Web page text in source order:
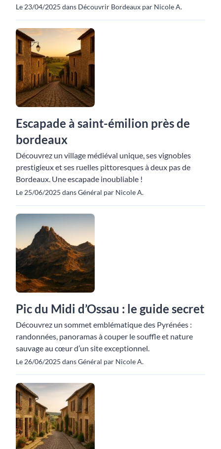
Le 23/04/2025 dans Découvrir Bordeaux par Nicole A.
Escapade à saint-émilion près de
bordeaux
Découvrez un village médiéval unique, ses vignobles
prestigieux et ses ruelles pittoresques à deux pas de
Bordeaux. Une escapade inoubliable !
Le 25/06/2025 dans Général par Nicole A.
Pic du Midi d’Ossau : le guide secret
Découvrez un sommet emblématique des Pyrénées :
randonnées, panoramas à couper le souffle et nature
sauvage au cœur d’un site exceptionnel.
Le 26/06/2025 dans Général par Nicole A.